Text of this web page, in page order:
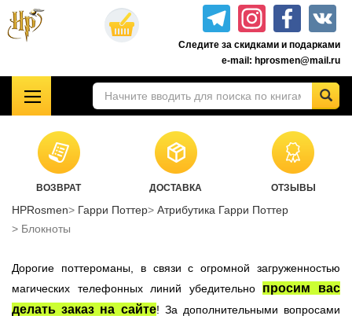
Перейти
Следите за скидками и подарками
e-mail: hprosmen@mail.ru
Комплекты книг о Гарри Поттере
Акционные товары к комплекту 7 книг Росмэн
Гарри Поттер на английском
Настольные игры
Атрибутика Гарри Поттер
ВОЗВРАТ ДОСТАВКА ОТЗЫВЫ
HPRosmen Гарри Поттер
Атрибутика Гарри Поттер
Блокноты
Дорогие поттероманы, в связи с огромной загруженностью
магических телефонных линий убедительно просим вас
делать заказ на сайте! За дополнительными вопросами